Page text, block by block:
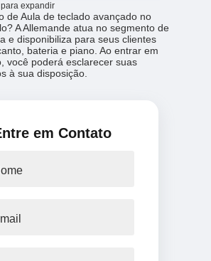
expandir
de Aula de teclado avançado no
A Allemande atua no segmento de
e disponibiliza para seus clientes
bateria e piano. Ao entrar em
você poderá esclarecer suas
à sua disposição.
em Contato